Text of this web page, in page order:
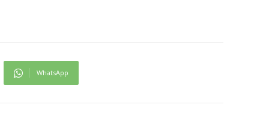
WhatsApp